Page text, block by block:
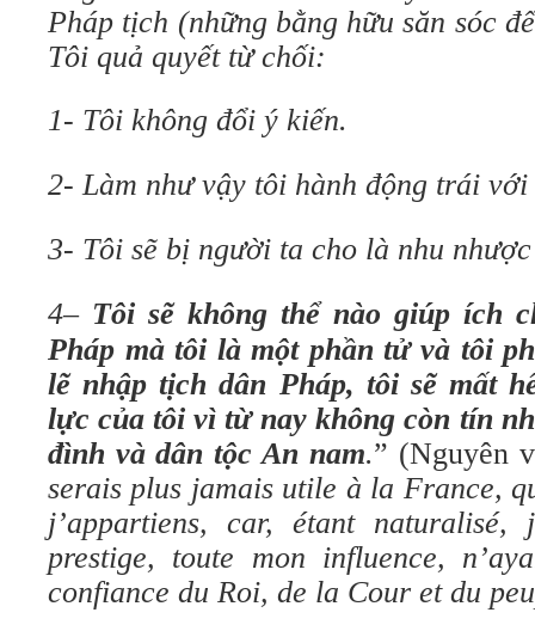
Pháp tịch (những bằng hữu săn sóc
Tôi quả quyết từ chối:
1- Tôi không đổi ý kiến.
2- Làm như vậy tôi hành động trái
3- Tôi sẽ bị người ta cho là nhu
4– Tôi sẽ không thể nào giúp ích
Pháp mà tôi là một phần tử và tôi
lẽ nhập tịch dân Pháp, tôi sẽ mất
lực của tôi vì từ nay không còn tín
đình và dân tộc An nam.” (Nguyên
serais plus jamais utile à la France,
j’appartiens, car, étant
prestige, toute mon influence,
confiance du Roi, de la Cour et du